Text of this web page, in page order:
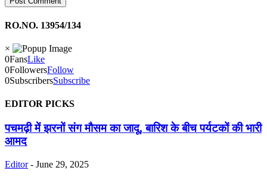
RO.NO. 13954/134
×
0FansLike
0FollowersFollow
0SubscribersSubscribe
EDITOR PICKS
पचमढ़ी में झरनों संग मौसम का जादू, बारिश के बीच पर्यटकों की भारी
आमद
Editor - June 29, 2025